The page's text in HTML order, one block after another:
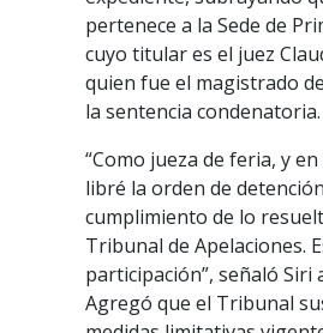
pertenece a la Sede de
cuyo titular es el juez
quien fue el magistrado
la sentencia condenatoria.
“Como jueza de feria, y en
libré la orden de
cumplimiento de lo
Tribunal de Apelaciones.
participación”, señaló Siri
Agregó que el Tribunal